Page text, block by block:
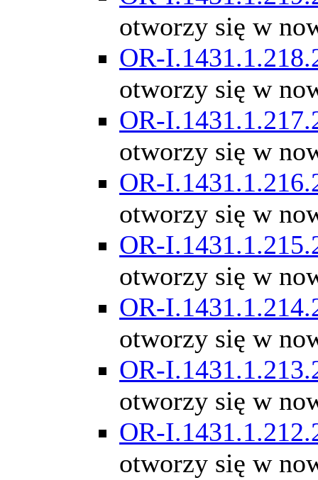
otworzy się w
OR-
otworzy się w
OR-
otworzy się w
OR-
otworzy się w
OR-
otworzy się w
OR-
otworzy się w
OR-
otworzy się w
OR-
otworzy się w